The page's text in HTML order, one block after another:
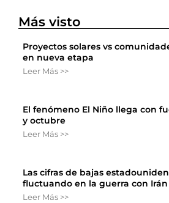
Más visto
Proyectos solares vs
en nueva etapa
Leer Más >>
El fenómeno El Niño llega con
y octubre
Leer Más >>
Las cifras de bajas
fluctuando en la guerra con Irán
Leer Más >>